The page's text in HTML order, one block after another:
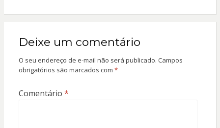
Deixe um comentário
O seu endereço de e-mail não será publicado. Campos
obrigatórios são marcados com *
Comentário *